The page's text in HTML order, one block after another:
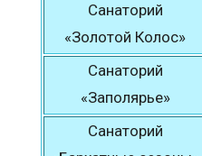
Санаторий
«Золотой Колос»
Санаторий
«Заполярье»
Санаторий